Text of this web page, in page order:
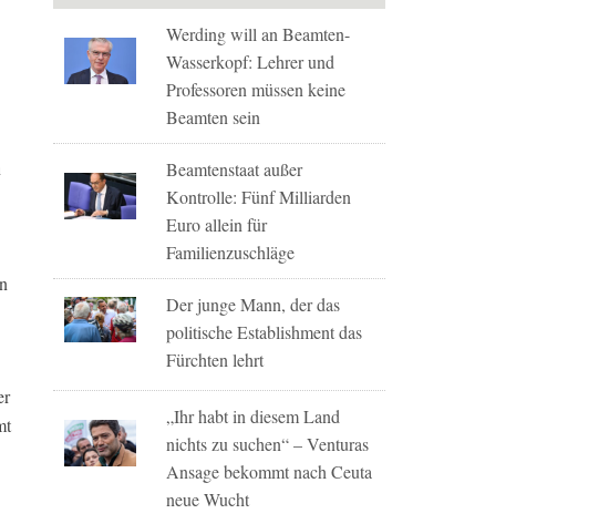
Werding will an Beamten-
Wasserkopf: Lehrer und
Professoren müssen keine
Beamten sein
Beamtenstaat außer
Kontrolle: Fünf Milliarden
Euro allein für
Familienzuschläge
Der junge Mann, der das
politische Establishment das
Fürchten lehrt
„Ihr habt in diesem Land
nichts zu suchen“ – Venturas
Ansage bekommt nach Ceuta
neue Wucht